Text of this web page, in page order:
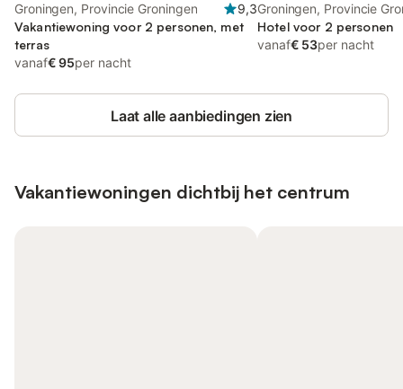
Groningen, Provincie Groningen
9,3
Vakantiewoning voor 2 personen, met
terras
vanaf€ 95per nacht
Groningen, Provincie
Hotel voor 2 personen
vanaf€ 53per nacht
Laat alle aanbiedingen zien
Vakantiewoningen dichtbij het centrum